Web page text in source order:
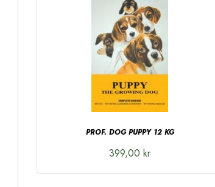
PROF. DOG PUPPY 12 KG
399,00 kr